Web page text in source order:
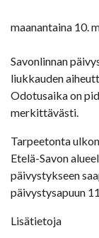
maanantaina 10.
Savonlinnan
liukkauden
Odotusaika on
merkittävästi.
Tarpeetonta
Etelä-Savon
päivystykseen
päivystysapuun
Lisätietoja